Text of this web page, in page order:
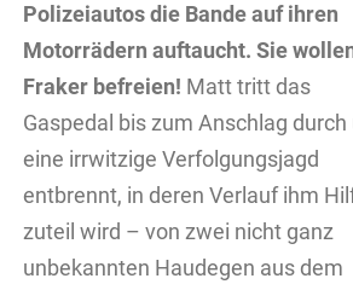
Polizeiautos die Bande auf ihren
Motorrädern auftaucht. Sie
Fraker befreien! Matt tritt das
Gaspedal bis zum Anschlag durch
eine irrwitzige Verfolgungsjagd
entbrennt, in deren Verlauf ihm
zuteil wird – von zwei nicht ganz
unbekannten Haudegen aus dem